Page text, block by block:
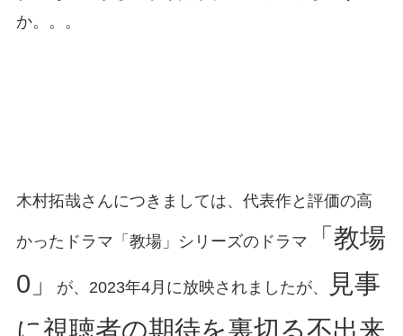
か。。。
木村拓哉さんにつきましては、代表作と評価の高
かったドラマ「教場」シリーズのドラマ
「教場
0」
が、2023年4月に放映されましたが、
見事
に視聴者の期待を裏切る不出来